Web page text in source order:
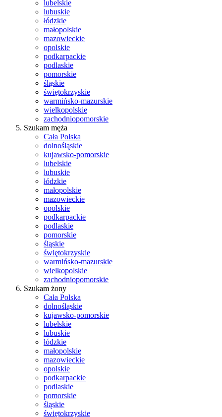
lubelskie
lubuskie
łódzkie
małopolskie
mazowieckie
opolskie
podkarpackie
podlaskie
pomorskie
śląskie
świętokrzyskie
warmińsko-mazurskie
wielkopolskie
zachodniopomorskie
Szukam męża
Cała Polska
dolnośląskie
kujawsko-pomorskie
lubelskie
lubuskie
łódzkie
małopolskie
mazowieckie
opolskie
podkarpackie
podlaskie
pomorskie
śląskie
świętokrzyskie
warmińsko-mazurskie
wielkopolskie
zachodniopomorskie
Szukam żony
Cała Polska
dolnośląskie
kujawsko-pomorskie
lubelskie
lubuskie
łódzkie
małopolskie
mazowieckie
opolskie
podkarpackie
podlaskie
pomorskie
śląskie
świętokrzyskie